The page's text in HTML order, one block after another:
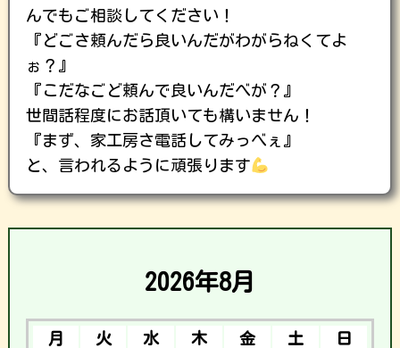
んでもご相談してください！
『どごさ頼んだら良いんだがわがらねくてよ
ぉ？』
『こだなごど頼んで良いんだべが？』
世間話程度にお話頂いても構いません！
『まず、家工房さ電話してみっべぇ』
と、言われるように頑張ります
2026年8月
月 火 水 木 金 土
日